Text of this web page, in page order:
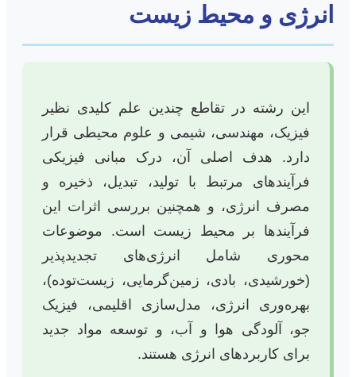
انرژی و محیط زیست
این رشته در تقاطع چندین علم کلیدی نظیر
فیزیک، مهندسی، شیمی و علوم محیطی قرار
دارد. هدف اصلی آن، درک مبانی فیزیکی
فرآیندهای مرتبط با تولید، تبدیل، ذخیره و
مصرف انرژی، و همچنین بررسی اثرات این
فرآیندها بر محیط زیست است. موضوعات
محوری شامل انرژی‌های تجدیدپذیر
(خورشیدی، بادی، زمین‌گرمایی، زیست‌توده)،
بهره‌وری انرژی، مدل‌سازی اقلیمی، فیزیک
جو، آلودگی هوا و آب، و توسعه مواد جدید
برای کاربردهای انرژی هستند.